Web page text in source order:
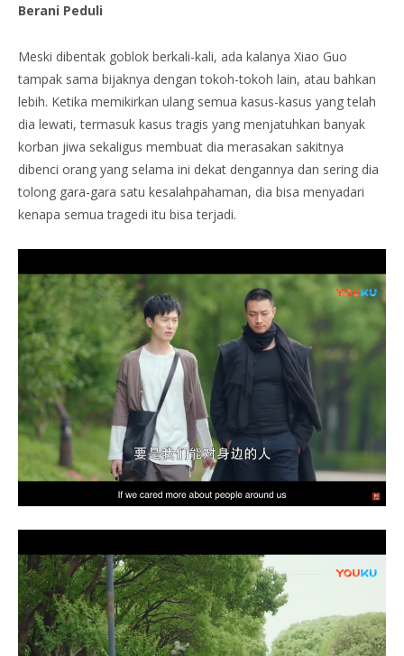
Berani Peduli
Meski dibentak goblok berkali-kali, ada kalanya Xiao Guo
tampak sama bijaknya dengan tokoh-tokoh lain, atau bahkan
lebih. Ketika memikirkan ulang semua kasus-kasus yang telah
dia lewati, termasuk kasus tragis yang menjatuhkan banyak
korban jiwa sekaligus membuat dia merasakan sakitnya
dibenci orang yang selama ini dekat dengannya dan sering dia
tolong gara-gara satu kesalahpahaman, dia bisa menyadari
kenapa semua tragedi itu bisa terjadi.